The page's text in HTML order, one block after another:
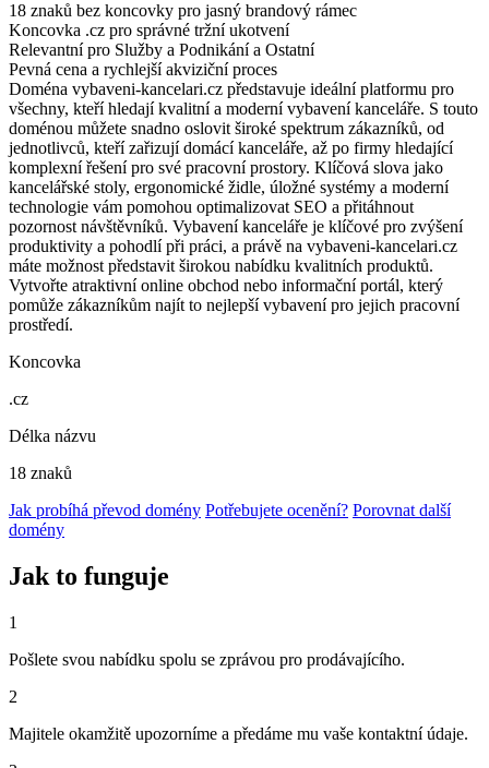
18 znaků bez koncovky pro jasný brandový rámec
Koncovka .cz pro správné tržní ukotvení
Relevantní pro Služby a Podnikání a Ostatní
Pevná cena a rychlejší akviziční proces
Doména vybaveni-kancelari.cz představuje ideální platformu pro
všechny, kteří hledají kvalitní a moderní vybavení kanceláře. S touto
doménou můžete snadno oslovit široké spektrum zákazníků, od
jednotlivců, kteří zařizují domácí kanceláře, až po firmy hledající
komplexní řešení pro své pracovní prostory. Klíčová slova jako
kancelářské stoly, ergonomické židle, úložné systémy a moderní
technologie vám pomohou optimalizovat SEO a přitáhnout
pozornost návštěvníků. Vybavení kanceláře je klíčové pro zvýšení
produktivity a pohodlí při práci, a právě na vybaveni-kancelari.cz
máte možnost představit širokou nabídku kvalitních produktů.
Vytvořte atraktivní online obchod nebo informační portál, který
pomůže zákazníkům najít to nejlepší vybavení pro jejich pracovní
prostředí.
Koncovka
.cz
Délka názvu
18 znaků
Jak probíhá převod domény Potřebujete ocenění? Porovnat další
domény
Jak to funguje
1
Pošlete svou nabídku spolu se zprávou pro prodávajícího.
2
Majitele okamžitě upozorníme a předáme mu vaše kontaktní údaje.